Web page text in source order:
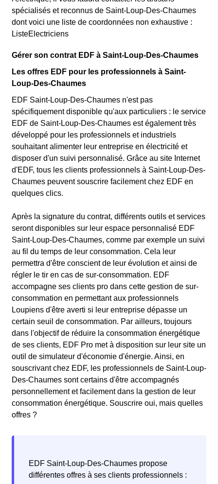
spécialisés et reconnus de Saint-Loup-Des-Chaumes
dont voici une liste de coordonnées non exhaustive :
ListeElectriciens
Gérer son contrat EDF à Saint-Loup-Des-Chaumes
Les offres EDF pour les professionnels à Saint-
Loup-Des-Chaumes
EDF Saint-Loup-Des-Chaumes n'est pas
spécifiquement disponible qu'aux particuliers : le service
EDF de Saint-Loup-Des-Chaumes est également très
développé pour les professionnels et industriels
souhaitant alimenter leur entreprise en électricité et
disposer d'un suivi personnalisé. Grâce au site Internet
d'EDF, tous les clients professionnels à Saint-Loup-Des-
Chaumes peuvent souscrire facilement chez EDF en
quelques clics.
Après la signature du contrat, différents outils et services
seront disponibles sur leur espace personnalisé EDF
Saint-Loup-Des-Chaumes, comme par exemple un suivi
au fil du temps de leur consommation. Cela leur
permettra d'être conscient de leur évolution et ainsi de
régler le tir en cas de sur-consommation. EDF
accompagne ses clients pro dans cette gestion de sur-
consommation en permettant aux professionnels
Loupiens d'être averti si leur entreprise dépasse un
certain seuil de consommation. Par ailleurs, toujours
dans l'objectif de réduire la consommation énergétique
de ses clients, EDF Pro met à disposition sur leur site un
outil de simulateur d'économie d'énergie. Ainsi, en
souscrivant chez EDF, les professionnels de Saint-Loup-
Des-Chaumes sont certains d'être accompagnés
personnellement et facilement dans la gestion de leur
consommation énergétique. Souscrire oui, mais quelles
offres ?
EDF Saint-Loup-Des-Chaumes propose
différentes offres à ses clients professionnels :